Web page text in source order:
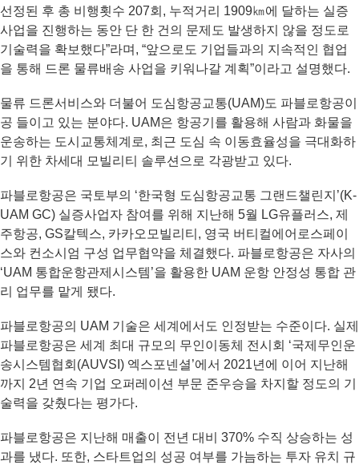
선정된 후 총 비행횟수 207회, 누적거리 1909㎞에 달하는 실증
사업을 진행하는 동안 단 한 건의 문제도 발생하지 않을 정도로
기술력을 확보했다”라며, “앞으로도 기업들과의 지속적인 협업
을 통해 드론 물류배송 사업을 키워나갈 계획”이라고 설명했다.
물류 드론서비스와 더불어 도심항공교통(UAM)도 파블로항공이
공 들이고 있는 분야다. UAM은 항공기를 활용해 사람과 화물을
운송하는 도시교통체계로, 최근 도심 속 이동효율성을 극대화하
기 위한 차세대 모빌리티 솔루션으로 각광받고 있다.
파블로항공은 국토부의 ‘한국형 도심항공교통 그랜드챌린지’(K-
UAM GC) 실증사업자 참여를 위해 지난해 5월 LG유플러스, 제
주항공, GS칼텍스, 카카오모빌리티, 영국 버티컬에어로스페이
스와 컨소시엄 구성 업무협약을 체결했다. 파블로항공은 자사의
‘UAM 통합운항관제시스템’을 활용한 UAM 운항 안정성 통합 관
리 업무를 맡게 됐다.
파블로항공의 UAM 기술은 세계에서도 인정받는 수준이다. 실제
파블로항공은 세계 최대 규모의 무인이동체 전시회 ‘국제무인운
송시스템협회(AUVSI) 엑스포넨셜’에서 2021년에 이어 지난해
까지 2년 연속 기업 오퍼레이션 부문 준우승을 차지할 정도의 기
술력을 갖췄다는 평가다.
파블로항공은 지난해 매출이 전년 대비 370% 수직 상승하는 성
과를 냈다. 또한, 스타트업의 성공 여부를 가늠하는 투자 유치 규